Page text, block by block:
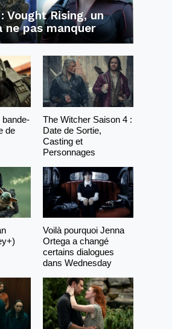
Vought Rising, un
pas manquer
bande-
de
The Witcher Saison 4 :
Date de Sortie,
Casting et
Personnages
Voilà pourquoi Jenna
Ortega a changé
certains dialogues
dans Wednesday